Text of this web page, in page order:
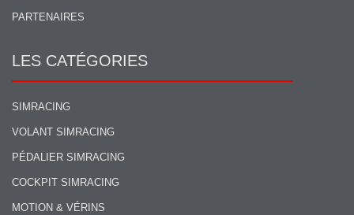
PARTENAIRES
LES CATÉGORIES
SIMRACING
VOLANT SIMRACING
PÉDALIER SIMRACING
COCKPIT SIMRACING
MOTION & VÉRINS